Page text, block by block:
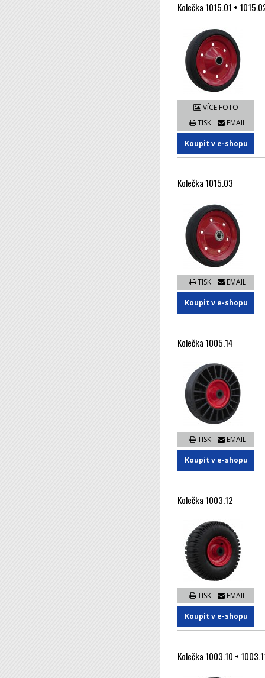
Kolečka 1015.01 +
VÍCE FOTO
TISK
EMAIL
Koupit v e-shopu
Kolečka 1015.03
TISK EMAIL
Koupit v e-shopu
Kolečka 1005.14
TISK EMAIL
Koupit v e-shopu
Kolečka 1003.12
TISK EMAIL
Koupit v e-shopu
Kolečka 1003.10 +